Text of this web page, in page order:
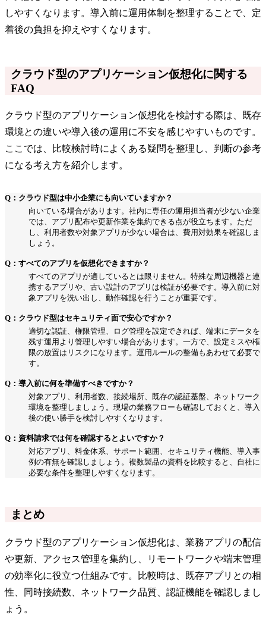
しやすくなります。導入前に運用体制を整理することで、定
着後の負担を抑えやすくなります。
クラウド型のアプリケーション仮想化に関する
FAQ
クラウド型のアプリケーション仮想化を検討する際は、既存
環境との違いや導入後の運用に不安を感じやすいものです。
ここでは、比較検討時によくある疑問を整理し、判断の参考
になる考え方を紹介します。
Q：クラウド型は中小企業にも向いていますか？
向いている場合があります。社内に専任の運用担当者が少ない企業
では、アプリ配布や更新作業を集約できる点が役立ちます。ただ
し、利用者数や対象アプリが少ない場合は、費用対効果を確認しま
しょう。
Q：すべてのアプリを仮想化できますか？
すべてのアプリが適しているとは限りません。特殊な周辺機器と連
携するアプリや、古い設計のアプリは検証が必要です。導入前に対
象アプリを洗い出し、動作確認を行うことが重要です。
Q：クラウド型はセキュリティ面で安心ですか？
適切な認証、権限管理、ログ管理を設定できれば、端末にデータを
残す運用より管理しやすい場合があります。一方で、設定ミスや権
限の放置はリスクになります。運用ルールの整備もあわせて必要で
す。
Q：導入前に何を準備すべきですか？
対象アプリ、利用者数、接続場所、既存の認証基盤、ネットワーク
環境を整理しましょう。現場の業務フローも確認しておくと、導入
後の使い勝手を検討しやすくなります。
Q：資料請求では何を確認するとよいですか？
対応アプリ、料金体系、サポート範囲、セキュリティ機能、導入事
例の有無を確認しましょう。複数製品の資料を比較すると、自社に
必要な条件を整理しやすくなります。
まとめ
クラウド型のアプリケーション仮想化は、業務アプリの配信
や更新、アクセス管理を集約し、リモートワークや端末管理
の効率化に役立つ仕組みです。比較時は、既存アプリとの相
性、同時接続数、ネットワーク品質、認証機能を確認しまし
ょう。